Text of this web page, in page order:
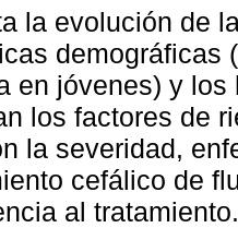
la evolución de
demográficas
en jóvenes) y
los factores de
la severidad,
cefálico de
al tratamiento.